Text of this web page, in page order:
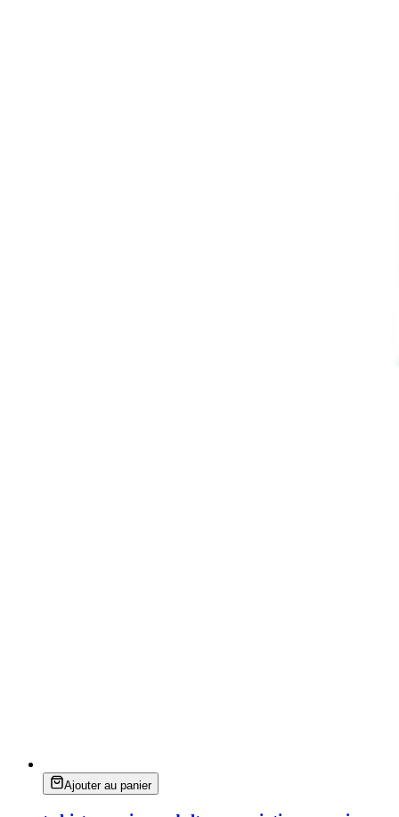
Ajouter au panier